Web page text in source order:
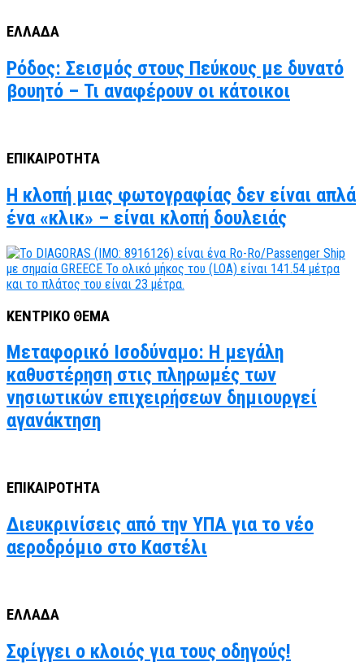
ΕΛΛΑΔΑ
Ρόδος: Σεισμός στους Πεύκους με δυνατό
βουητό – Τι αναφέρουν οι κάτοικοι
ΕΠΙΚΑΙΡΟΤΗΤΑ
Η κλοπή μιας φωτογραφίας δεν είναι απλά
ένα «κλικ» – είναι κλοπή δουλειάς
ΚΕΝΤΡΙΚΟ ΘΕΜΑ
Μεταφορικό Ισοδύναμο: Η μεγάλη
καθυστέρηση στις πληρωμές των
νησιωτικών επιχειρήσεων δημιουργεί
αγανάκτηση
ΕΠΙΚΑΙΡΟΤΗΤΑ
Διευκρινίσεις από την ΥΠΑ για το νέο
αεροδρόμιο στο Καστέλι
ΕΛΛΑΔΑ
Σφίγγει ο κλοιός για τους οδηγούς!